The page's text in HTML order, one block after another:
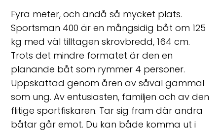
Fyra meter, och ändå så mycket plats.
Sportsman 400 är en mångsidig båt om 125
kg med väl tilltagen skrovbredd, 164 cm.
Trots det mindre formatet är den en
planande båt som rymmer 4 personer.
Uppskattad genom åren av såväl gammal
som ung. Av entusiasten, familjen och av den
flitige sportfiskaren. Tar sig fram där andra
båtar går emot. Du kan både komma ut i